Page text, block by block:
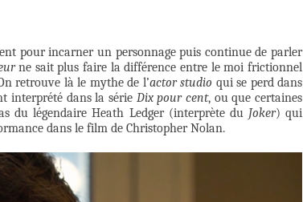
pour incarner un personnage puis continue de parler
ne sait plus faire la différence entre le moi frictionnel
retrouve là le mythe de l’actor studio qui se perd dans
interprété dans la série Dix pour cent, ou que certaines
du légendaire Heath Ledger (interprète du Joker) qui
dans le film de Christopher Nolan.